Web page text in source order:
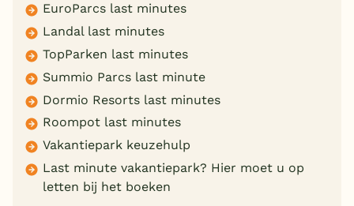
EuroParcs last minutes
Landal last minutes
TopParken last minutes
Summio Parcs last minute
Dormio Resorts last minutes
Roompot last minutes
Vakantiepark keuzehulp
Last minute vakantiepark? Hier moet u op
letten bij het boeken